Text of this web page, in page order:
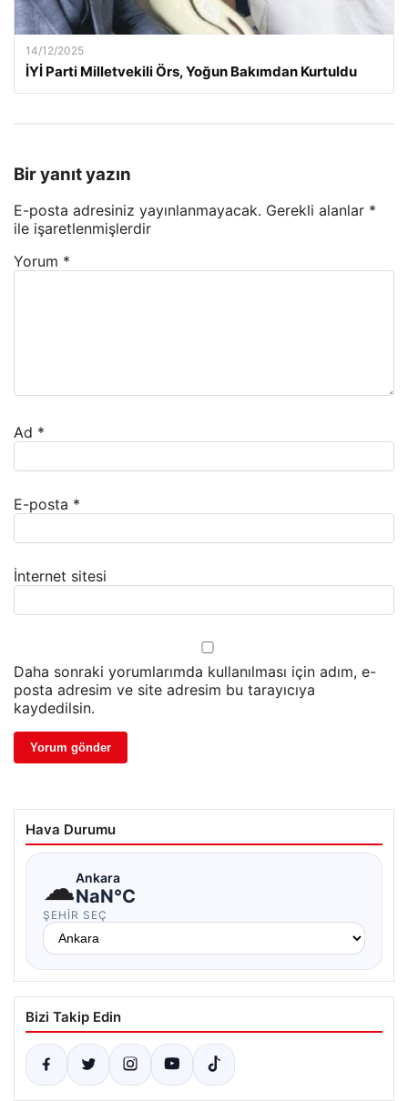
14/12/2025
İYİ Parti Milletvekili Örs, Yoğun Bakımdan Kurtuldu
Bir yanıt yazın
E-posta adresiniz yayınlanmayacak. Gerekli alanlar *
ile işaretlenmişlerdir
Yorum *
Ad *
E-posta *
İnternet sitesi
Daha sonraki yorumlarımda kullanılması için adım, e-
posta adresim ve site adresim bu tarayıcıya
kaydedilsin.
Hava Durumu
☁Ankara
NaN°C
ŞEHIR SEÇ
Bizi Takip Edin